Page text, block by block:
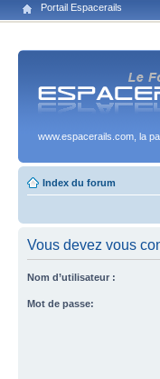
Portail Espacerails
www.espacerails.com, la
Index du forum
Vous devez vous
Nom d’utilisateur :
Mot de passe: